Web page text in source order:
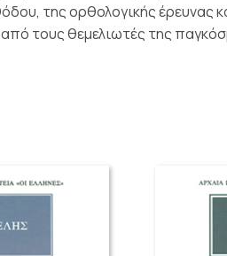
της ορθολογικής έρευνας
τους θεμελιωτές της